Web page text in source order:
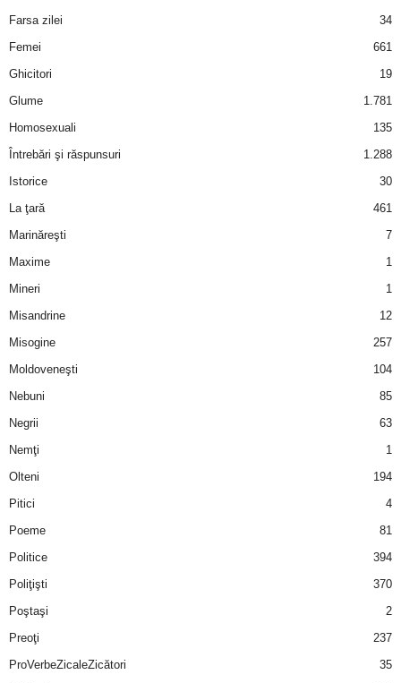
Farsa zilei
34
Femei
661
Ghicitori
19
Glume
1.781
Homosexuali
135
Întrebări şi răspunsuri
1.288
Istorice
30
La ţară
461
Marinăreşti
7
Maxime
1
Mineri
1
Misandrine
12
Misogine
257
Moldoveneşti
104
Nebuni
85
Negrii
63
Nemţi
1
Olteni
194
Pitici
4
Poeme
81
Politice
394
Poliţişti
370
Poştaşi
2
Preoţi
237
ProVerbeZicaleZicători
35